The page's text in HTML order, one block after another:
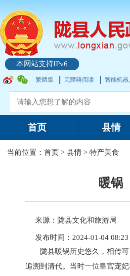
本网站支持IPv6
繁體版 无障碍阅读 智能机器
首页 县情
当前位置：首页 >县情 >特产美食
暖锅
来源：陇县文化和旅游局
发布时间：2024-01-04 08:23
陇县暖锅历史悠久，相传可
追溯到清代。当时一位皇宫宠